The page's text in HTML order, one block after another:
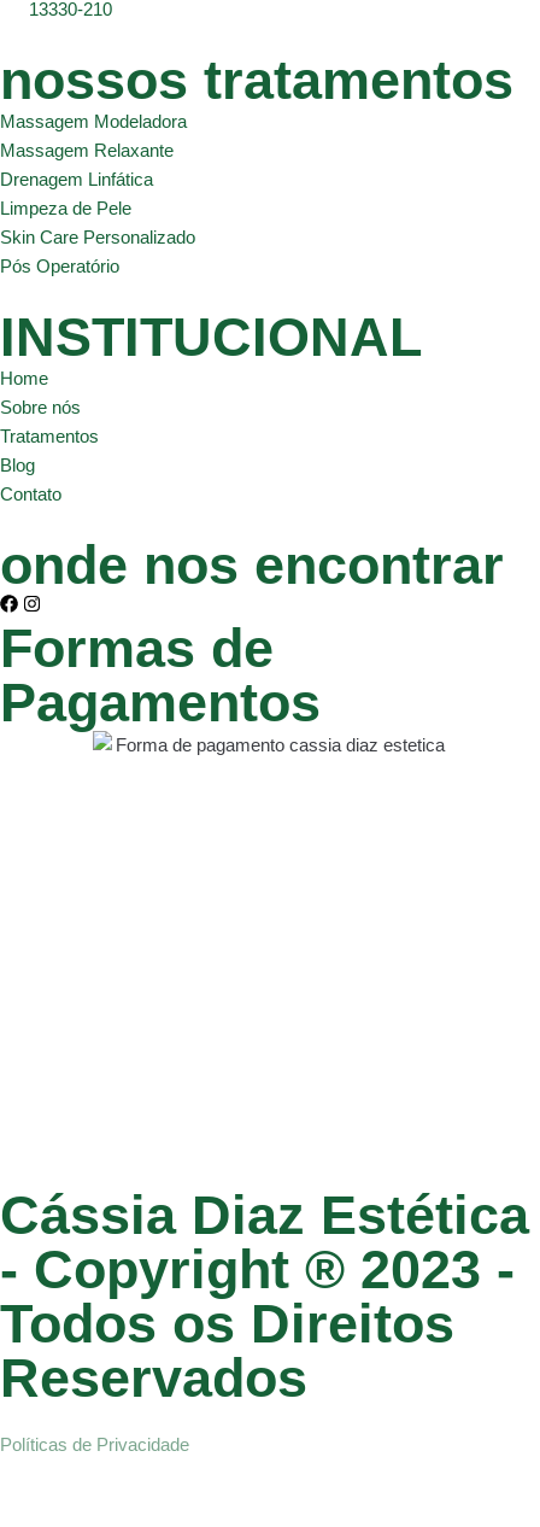
13330-210
nossos tratamentos
Massagem Modeladora
Massagem Relaxante
Drenagem Linfática
Limpeza de Pele
Skin Care Personalizado
Pós Operatório
INSTITUCIONAL
Home
Sobre nós
Tratamentos
Blog
Contato
onde nos encontrar
Formas de
Pagamentos
Cássia Diaz Estética
- Copyright ® 2023 -
Todos os Direitos
Reservados
Políticas de Privacidade